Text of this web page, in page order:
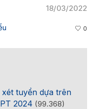
18/03/2022
0
tuyển dựa trên
2024 (99.368)